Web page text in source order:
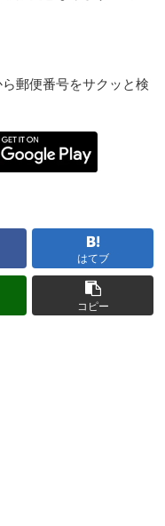
郵便番号をサクッと検
はてブ
コピー